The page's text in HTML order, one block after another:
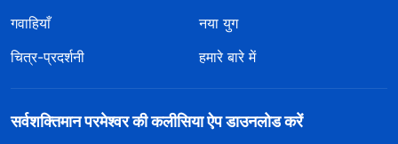
गवाहियाँ
नया युग
चित्र-प्रदर्शनी
हमारे बारे में
सर्वशक्तिमान परमेश्वर की कलीसिया ऐप डाउनलोड करें